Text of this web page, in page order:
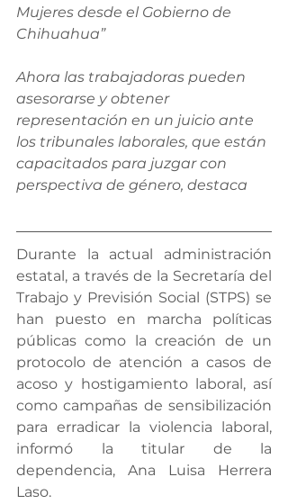
Mujeres desde el Gobierno de
Chihuahua”
Ahora las trabajadoras pueden
asesorarse y obtener
representación en un juicio ante
los tribunales laborales, que están
capacitados para juzgar con
perspectiva de género, destaca
Durante la actual administración
estatal, a través de la Secretaría del
Trabajo y Previsión Social (STPS) se
han puesto en marcha políticas
públicas como la creación de un
protocolo de atención a casos de
acoso y hostigamiento laboral, así
como campañas de sensibilización
para erradicar la violencia laboral,
informó la titular de la
dependencia, Ana Luisa Herrera
Laso.